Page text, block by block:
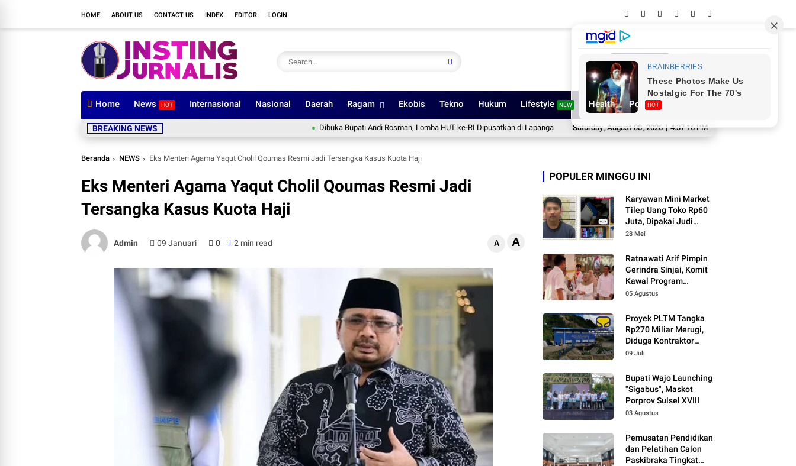
HOME ABOUT US CONTACT US INDEX EDITOR LOGIN
Network
Home News HOT Internasional Nasional Daerah Ragam Ekobis Tekno Hukum Lifestyle NEW Health Poll HOT
Saturday,August 08,2026|4:37 17 PM
BREAKING NEWS Dibuka Bupati Andi Rosman, Lomba HUT ke-RI Dipusatkan di Lapangan Merdeka Pengcab ORADO Sinjai Gelar Turnamen Domino HUT ke-81 RI,
Beranda NEWS Eks Menteri Agama Yaqut Cholil Qoumas Resmi Jadi Tersangka Kasus Kuota Haji
Eks Menteri Agama Yaqut Cholil Qoumas Resmi Jadi
Tersangka Kasus Kuota Haji
Admin 09 Januari 0 2 min read A A
POPULER MINGGU INI
Karyawan Mini Market
Tilep Uang Toko Rp60
Juta, Dipakai Judi
Online
28 Mei
Ratnawati Arif Pimpin
Gerindra Sinjai, Komit
Kawal Program
Prabowo
05 Agustus
Proyek PLTM Tangka
Rp270 Miliar Merugi,
Diduga Kontraktor
Tidak Profesional,
09 Juli
Bupati Wajo Launching
"Sigabus", Maskot
Porprov Sulsel XVIII
03 Agustus
Pemusatan Pendidikan
dan Pelatihan Calon
Paskibraka Tingkat